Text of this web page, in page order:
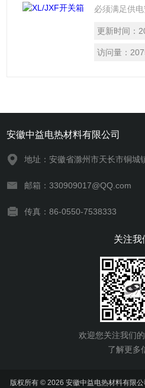
必须满足供
更新时间：
访问量：
安徽中益电热材料有限公司
地址：安徽省滁州市天长市铜城
邮箱：330909017@QQ.com
传真：86-0550-7538333
关注我
欢迎您关注我们
了解更多
版权所有 © 2026 安徽中益电热材料有限